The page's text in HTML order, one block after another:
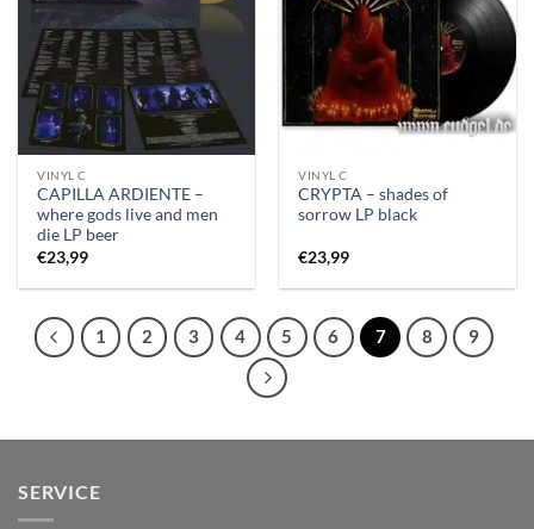
VINYL C
CAPILLA ARDIENTE –
where gods live and men
die LP beer
€23,99
VINYL C
CRYPTA – shades of
sorrow LP black
€23,99
1 2 3 4 5 6 7 8 9
SERVICE